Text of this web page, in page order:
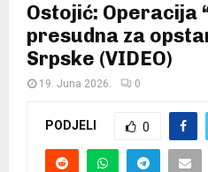
Ostojić: Operacija
presudna za
Srpske (VIDEO)
19. Juna 2026. 0
PODJELI 0